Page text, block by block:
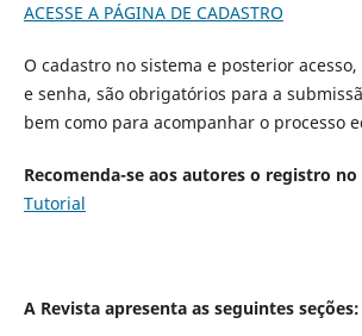
ACESSE A PÁGINA DE CADASTRO
O cadastro no sistema e posterior
e senha, são obrigatórios para a
bem como para acompanhar o processo
Recomenda-se aos autores o registro no
Tutorial
A Revista apresenta as seguintes seções: